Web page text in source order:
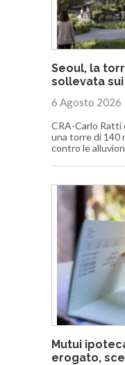
Seoul, la
sollevata sui
6 Agosto 2026
CRA-Carlo Ratti
una torre di 140
contro le
Mutui
erogato,